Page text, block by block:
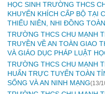
HỌC SINH TRƯỜNG THCS
KHUYẾN KHÍCH CẤP BỘ TẠI
THIẾU NIÊN, NHI ĐỒNG
TRƯỜNG THCS CHU MẠNH
TRUYỀN VỀ AN TOÀN GIAO
VÀ GIÁO DỤC PHÁP LUẬT
TRƯỜNG THCS CHU MẠNH
HUẤN TRỰC TUYẾN TOÀN
SỐNG VÀ AN NINH MẠNG(13/